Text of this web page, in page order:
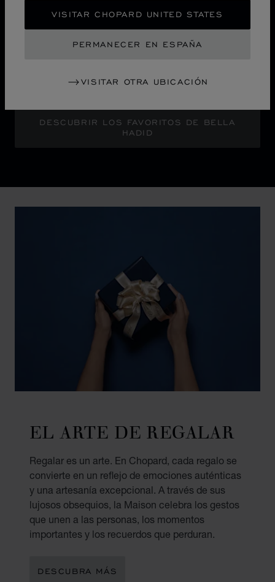
VISITAR CHOPARD UNITED STATES
PERMANECER EN ESPAÑA
VISITAR OTRA UBICACIÓN
La campaña "Sculpted by Light" anuncia un nuevo
capítulo de la icónica colección Ice Cube de Chopard.
La embajadora de la Maison, Bella Hadid, brilla con un
ciudad por la noche.
DESCUBRIR LOS FAVORITOS DE BELLA
HADID
EL ARTE DE REGALAR
Regalar es un arte. En Chopard, cada regalo se
convierte en un reflejo de emociones auténticas
y una artesanía excepcional. A través de sus
lujosos obsequios, la Maison celebra los gestos
que unen a las personas, los momentos
importantes y los recuerdos que perduran.
DESCUBRA MÁS